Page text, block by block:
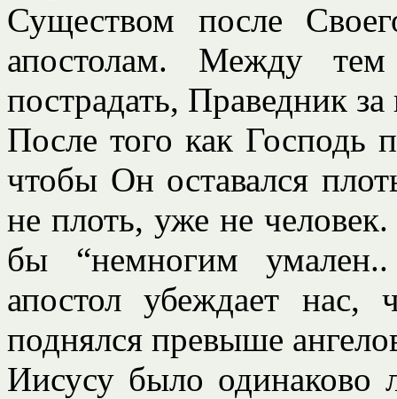
Существом после
апостолам. Между
пострадать, Праведник
После того как Господь
чтобы Он оставался
не плоть, уже не
бы “немногим
апостол убеждает
поднялся превыше
Иисусу было одинаково